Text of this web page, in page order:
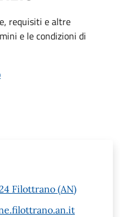
requisiti e altre
e le condizioni di
Filottrano (AN)